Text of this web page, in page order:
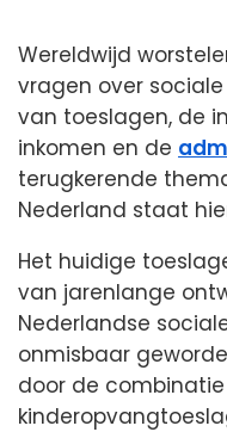
Wereldwijd
vragen over
van toeslagen, de
inkomen en de
terugkerende
Nederland staat
Het huidige
van jarenlange
Nederlandse
onmisbaar
door de